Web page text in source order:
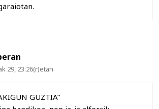
29, 23:26(r)etan
GUZTIA”